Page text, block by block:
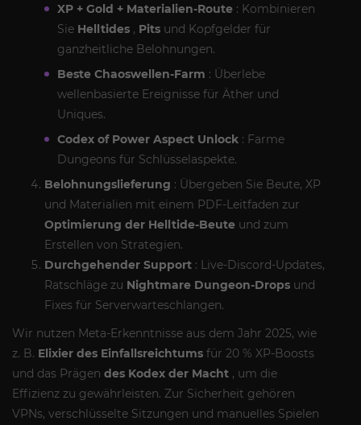
XP + Gold + Materialien-Route : Kombinieren
Sie Helltides , Pits und Kopfgelder für
ganzheitliche Belohnungen.
Beste Chaoswellen-Farm : Überlebe
wellenbasierte Ereignisse für Äther und
Uniques.
Codex of Power Aspect Unlock : Farme
Dungeons für Schlüsselaspekte.
Belohnungslieferung : Übergeben Sie Beute, XP
und Materialien mit einem PDF-Leitfaden zur
Optimierung der Helltide-Beute und zum
Erstellen von Strategien.
Durchgehender Support : Live-Discord-Updates,
Ratschläge zu Nightmare Dungeon-Drops und
Fixes für Serverwarteschlangen.
Wir nutzen Meta-Erkenntnisse aus dem Jahr 2025, wie
z. B. Elixier des Einfallsreichtums für 20 % XP-Boosts
und das Prägen des Kodex der Macht , um die
Effizienz zu gewährleisten. Zur Sicherheit gehören
VPNs, verschlüsselte Sitzungen und manuelles Spielen